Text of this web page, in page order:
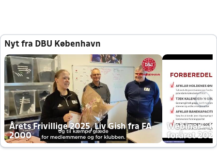
Nyt fra DBU København
Årets Frivillige 2025, Liv Gish fra FA
2000
Webinar -
foråret